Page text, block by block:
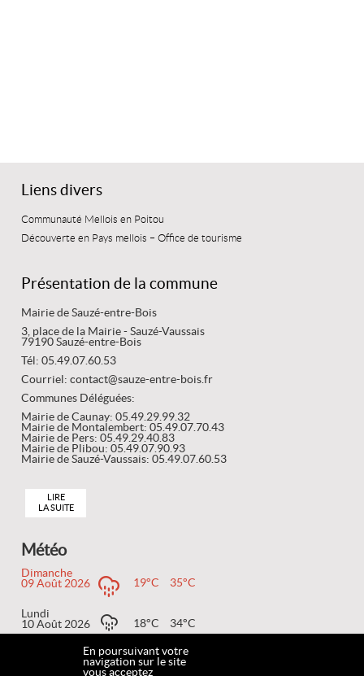
Liens divers
Communauté Mellois en Poitou
Découverte en Pays mellois – Office de tourisme
Présentation de la commune
Mairie de Sauzé-entre-Bois
3, place de la Mairie - Sauzé-Vaussais
79190 Sauzé-entre-Bois
Tél: 05.49.07.60.53
Courriel: contact@sauze-entre-bois.fr
Communes Déléguées:
Mairie de Caunay: 05.49.29.99.32
Mairie de Montalembert: 05.49.07.70.43
Mairie de Pers: 05.49.29.40.83
Mairie de Plibou: 05.49.07.90.93
Mairie de Sauzé-Vaussais: 05.49.07.60.53
LIRE
LA SUITE
Météo
Dimanche
09 Août 2026
19°C 35°C
Lundi
10 Août 2026
18°C 34°C
11 Août 2026
18°C 35°C
En poursuivant votre
navigation sur le site
vous acceptez